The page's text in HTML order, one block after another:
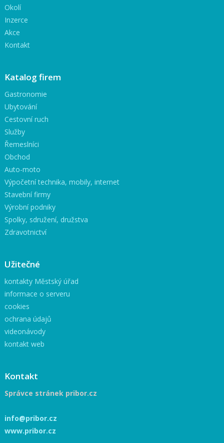
Okolí
Inzerce
Akce
Kontakt
Katalog firem
Gastronomie
Ubytování
Cestovní ruch
Služby
Řemeslníci
Obchod
Auto-moto
Výpočetní technika, mobily, internet
Stavební firmy
Výrobní podniky
Spolky, sdružení, družstva
Zdravotnictví
Užitečné
kontakty Městský úřad
informace o serveru
cookies
ochrana údajů
videonávody
kontakt web
Kontakt
Správce stránek pribor.cz
info@pribor.cz
www.pribor.cz